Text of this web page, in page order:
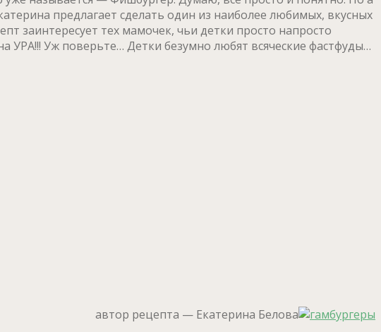
предлагает сделать один из наиболее любимых, вкусных
заинтересует тех мамочек, чьи детки просто напросто
Уж поверьте… Детки безумно любят всяческие фастфуды…
автор рецепта — Екатерина Белова